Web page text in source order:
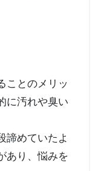
に汚れや臭い
諦めていたよ
あり、悩みを